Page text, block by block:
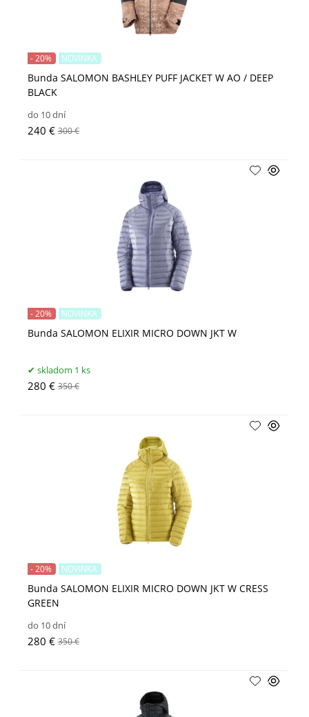
Bunda SALOMON BASHLEY PUFF JACKET W AO / DEEP
BLACK
- 20% NOVINKA
do 10 dní
240 € 300 €
Bunda SALOMON ELIXIR MICRO DOWN JKT W
- 20% NOVINKA
skladom 1 ks
280 € 350 €
Bunda SALOMON ELIXIR MICRO DOWN JKT W CRESS
GREEN
- 20% NOVINKA
do 10 dní
280 € 350 €